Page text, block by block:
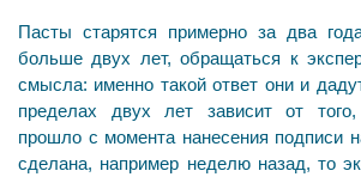
Пасты старятся примерно за два
больше двух лет, обращаться к
смысла: именно такой ответ они и
пределах двух лет зависит от
прошло с момента нанесения подписи
сделана, например неделю назад, то